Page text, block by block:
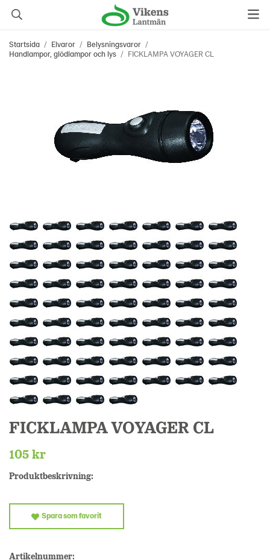
Startsida / Elvaror / Belysningsvaror /
Handlampor, glödlampor och lys / FICKLAMPA VOYAGER CL
FICKLAMPA VOYAGER CL
105 kr
Produktbeskrivning:
Spara som favorit
Artikelnummer: